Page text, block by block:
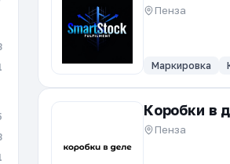
Пенза
Маркировка
Коробки в
Пенза